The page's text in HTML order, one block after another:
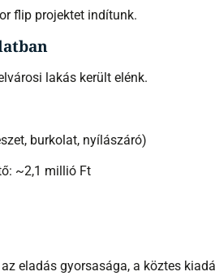
flip projektet indítunk.
lakás került elénk.
burkolat, nyílászáró)
~2,1 millió Ft
eladás gyorsasága, a köztes